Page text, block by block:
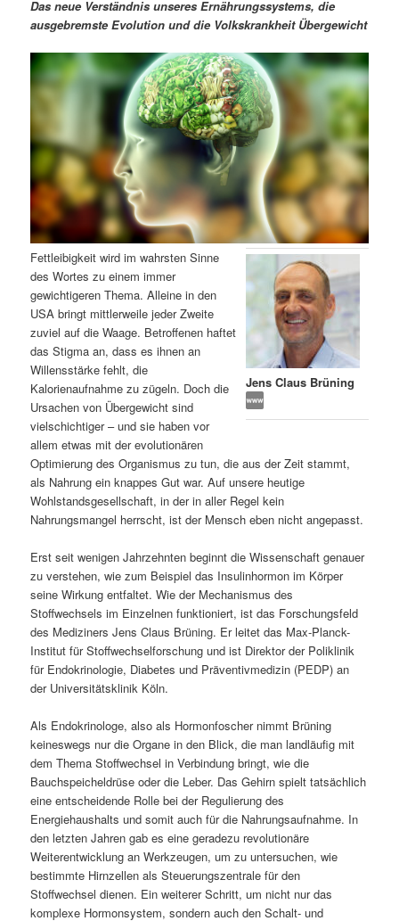
r
n
I
n
a
l
t
s
p
r
n
g
e
n
d
r
e
n
n
h
a
l
t
s
r
i
n
g
e
n
n
a
i
g
i
o
n
Das neue Verständnis unseres Ernährungssystems, die
ausgebremste Evolution und die Volkskrankheit Übergewicht
Jens Claus Brüning
Fettleibigkeit wird im wahrsten Sinne
des Wortes zu einem immer
gewichtigeren Thema. Alleine in den
USA bringt mittlerweile jeder Zweite
zuviel auf die Waage. Betroffenen haftet
das Stigma an, dass es ihnen an
Willensstärke fehlt, die
Kalorienaufnahme zu zügeln. Doch die
Ursachen von Übergewicht sind
vielschichtiger – und sie haben vor
allem etwas mit der evolutionären
Optimierung des Organismus zu tun, die aus der Zeit stammt,
als Nahrung ein knappes Gut war. Auf unsere heutige
Wohlstandsgesellschaft, in der in aller Regel kein
Nahrungsmangel herrscht, ist der Mensch eben nicht angepasst.
Erst seit wenigen Jahrzehnten beginnt die Wissenschaft genauer
zu verstehen, wie zum Beispiel das Insulinhormon im Körper
seine Wirkung entfaltet. Wie der Mechanismus des
Stoffwechsels im Einzelnen funktioniert, ist das Forschungsfeld
des Mediziners Jens Claus Brüning. Er leitet das Max-Planck-
Institut für Stoffwechselforschung und ist Direktor der Poliklinik
für Endokrinologie, Diabetes und Präventivmedizin (PEDP) an
der Universitätsklinik Köln.
Als Endokrinologe, also als Hormonfoscher nimmt Brüning
keineswegs nur die Organe in den Blick, die man landläufig mit
dem Thema Stoffwechsel in Verbindung bringt, wie die
Bauchspeicheldrüse oder die Leber. Das Gehirn spielt tatsächlich
eine entscheidende Rolle bei der Regulierung des
Energiehaushalts und somit auch für die Nahrungsaufnahme. In
den letzten Jahren gab es eine geradezu revolutionäre
Weiterentwicklung an Werkzeugen, um zu untersuchen, wie
bestimmte Hirnzellen als Steuerungszentrale für den
Stoffwechsel dienen. Ein weiterer Schritt, um nicht nur das
komplexe Hormonsystem, sondern auch den Schalt- und